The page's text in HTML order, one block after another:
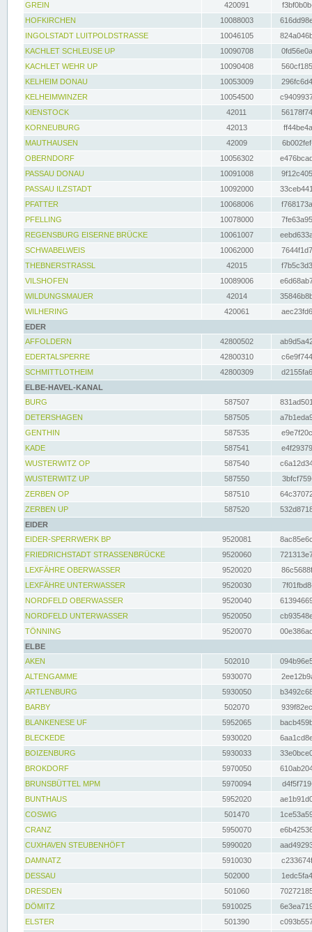
GREIN
420091
HOFKIRCHEN
10088003
INGOLSTADT LUITPOLDSTRASSE
10046105
KACHLET SCHLEUSE UP
10090708
KACHLET WEHR UP
10090408
KELHEIM DONAU
10053009
KELHEIMWINZER
10054500
KIENSTOCK
42011
KORNEUBURG
42013
MAUTHAUSEN
42009
OBERNDORF
10056302
PASSAU DONAU
10091008
PASSAU ILZSTADT
10092000
PFATTER
10068006
PFELLING
10078000
REGENSBURG EISERNE BRÜCKE
10061007
SCHWABELWEIS
10062000
THEBNERSTRASSL
42015
VILSHOFEN
10089006
WILDUNGSMAUER
42014
WILHERING
420061
EDER
AFFOLDERN
42800502
EDERTALSPERRE
42800310
SCHMITTLOTHEIM
42800309
ELBE-HAVEL-KANAL
BURG
587507
DETERSHAGEN
587505
GENTHIN
587535
KADE
587541
WUSTERWITZ OP
587540
WUSTERWITZ UP
587550
ZERBEN OP
587510
ZERBEN UP
587520
EIDER
EIDER-SPERRWERK BP
9520081
FRIEDRICHSTADT STRASSENBRÜCKE
9520060
LEXFÄHRE OBERWASSER
9520020
LEXFÄHRE UNTERWASSER
9520030
NORDFELD OBERWASSER
9520040
NORDFELD UNTERWASSER
9520050
TÖNNING
9520070
ELBE
AKEN
502010
ALTENGAMME
5930070
ARTLENBURG
5930050
BARBY
502070
BLANKENESE UF
5952065
BLECKEDE
5930020
BOIZENBURG
5930033
BROKDORF
5970050
BRUNSBÜTTEL MPM
5970094
BUNTHAUS
5952020
COSWIG
501470
CRANZ
5950070
CUXHAVEN STEUBENHÖFT
5990020
DAMNATZ
5910030
DESSAU
502000
DRESDEN
501060
DÖMITZ
5910025
ELSTER
501390